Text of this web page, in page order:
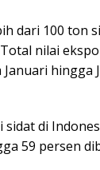
dari 100 ton
nilai
di
59 persen